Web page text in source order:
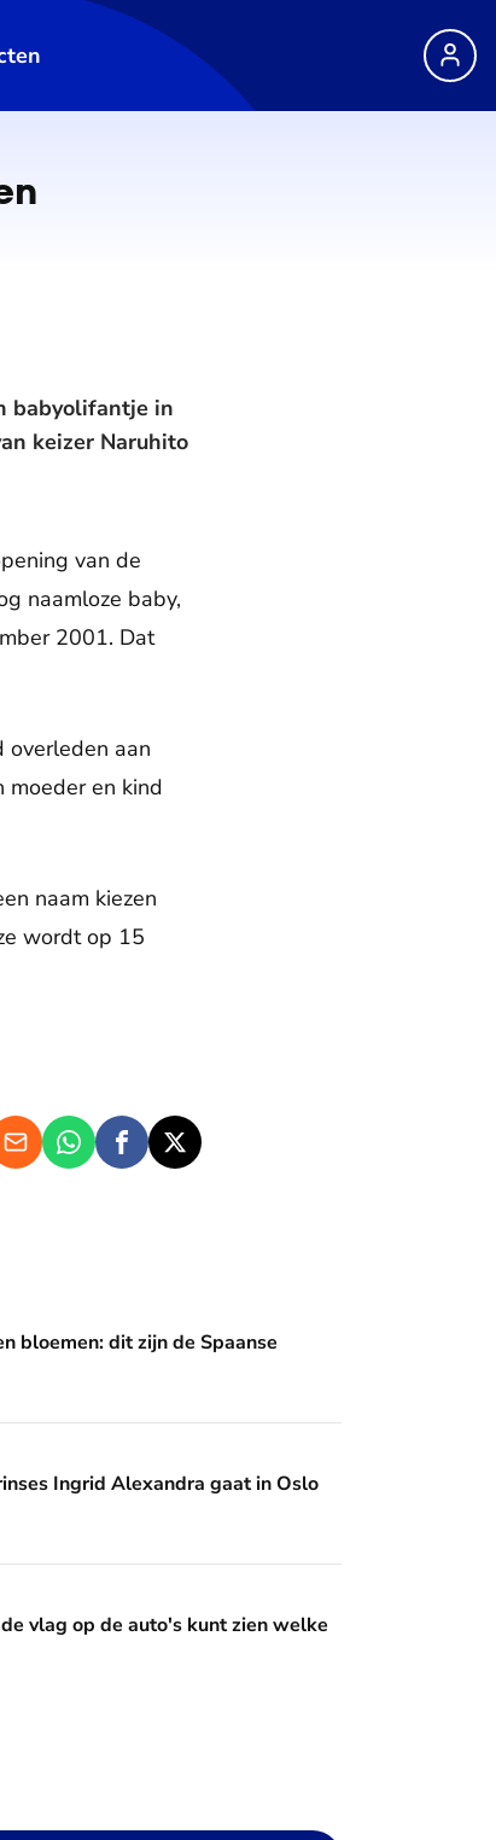
babyolifantje in
keizer Naruhito
van de
naamloze baby,
2001. Dat
overleden aan
moeder en kind
naam kiezen
wordt op 15
de Spaanse diademen
bloemen: dit zijn de Spaanse
gaat in Oslo studeren
Ingrid Alexandra gaat in Oslo
kunt zien welke Oranje erin zit?
vlag op de auto's kunt zien welke